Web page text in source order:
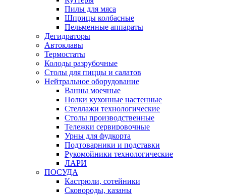
Пилы для мяса
Шприцы колбасные
Пельменные аппараты
Дегидраторы
Автоклавы
Термостаты
Колоды разрубочные
Столы для пиццы и салатов
Нейтральное оборудование
Ванны моечные
Полки кухонные настенные
Стеллажи технологические
Столы производственные
Тележки сервировочные
Урны для фудкорта
Подтоварники и подставки
Рукомойники технологические
ЛАРИ
ПОСУДА
Кастрюли, сотейники
Сковороды, казаны